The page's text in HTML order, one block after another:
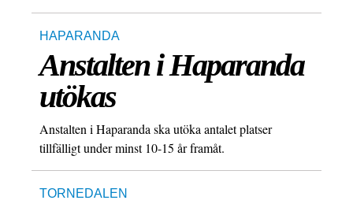
HAPARANDA
Anstalten i Haparanda
utökas
Anstalten i Haparanda ska utöka antalet platser
tillfälligt under minst 10-15 år framåt.
TORNEDALEN